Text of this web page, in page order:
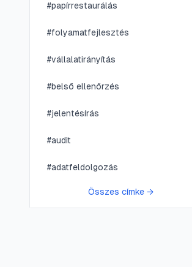
#papírrestaurálás
#folyamatfejlesztés
#vállalatirányítás
#belső ellenőrzés
#jelentésírás
#audit
#adatfeldolgozás
Összes címke →